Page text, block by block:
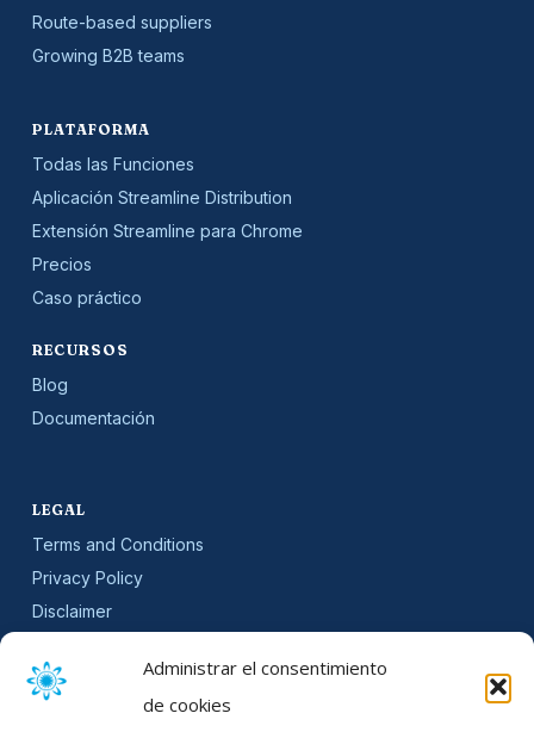
Administrar el consentimiento
de cookies
Route-based suppliers
Growing B2B teams
PLATAFORMA
Todas las Funciones
Aplicación Streamline Distribution
Extensión Streamline para Chrome
Precios
Caso práctico
RECURSOS
Blog
Documentación
LEGAL
Terms and Conditions
Privacy Policy
Disclaimer
Cookie Policy (EU)